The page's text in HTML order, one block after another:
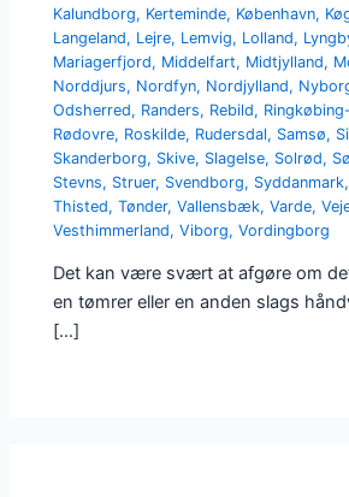
Kalundborg, Kerteminde, København,
Langeland, Lejre, Lemvig, Lolland,
Mariagerfjord, Middelfart, Midtjylland,
Norddjurs, Nordfyn, Nordjylland,
Odsherred, Randers, Rebild,
Rødovre, Roskilde, Rudersdal, Samsø,
Skanderborg, Skive, Slagelse, Solrød,
Stevns, Struer, Svendborg, Syddanmark,
Thisted,Tønder,Vallensbæk,Varde,
Vesthimmerland,Viborg,Vordingborg
Det kan være svært at afgøre om
en tømrer eller en anden slags
[…]